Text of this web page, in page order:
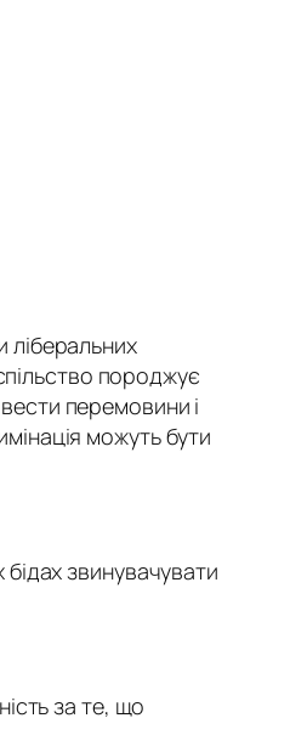
ліберальних
породжує
перемовини і
можуть бути
звинувачувати
за те, що